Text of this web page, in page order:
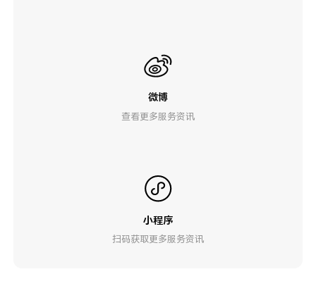
微博
查看更多服务资讯
小程序
扫码获取更多服务资讯